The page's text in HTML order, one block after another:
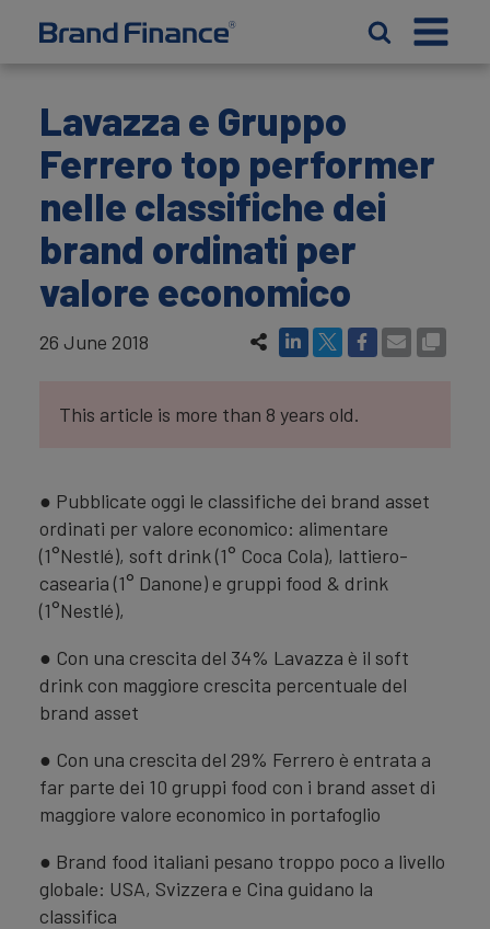
Lavazza e Gruppo
Ferrero top performer
nelle classifiche dei
brand ordinati per
valore economico
26 June 2018
This article is more than 8 years old.
● Pubblicate oggi le classifiche dei brand asset
ordinati per valore economico: alimentare
(1°Nestlé), soft drink (1° Coca Cola), lattiero-
casearia (1° Danone) e gruppi food & drink
(1°Nestlé),
● Con una crescita del 34% Lavazza è il soft
drink con maggiore crescita percentuale del
brand asset
● Con una crescita del 29% Ferrero è entrata a
far parte dei 10 gruppi food con i brand asset di
maggiore valore economico in portafoglio
● Brand food italiani pesano troppo poco a livello
globale: USA, Svizzera e Cina guidano la
classifica